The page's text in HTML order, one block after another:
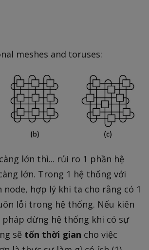
meshes and toruses:
lớn thì... rủi ro 1 phần hệ
lớn. Trong 1 hệ thống với
node, hợp lý khi ta cho rằng có 1
lỗi trong hệ thống. Nếu kiên
dừng hệ thống khi có sự
sẽ tốn thời gian cho việc